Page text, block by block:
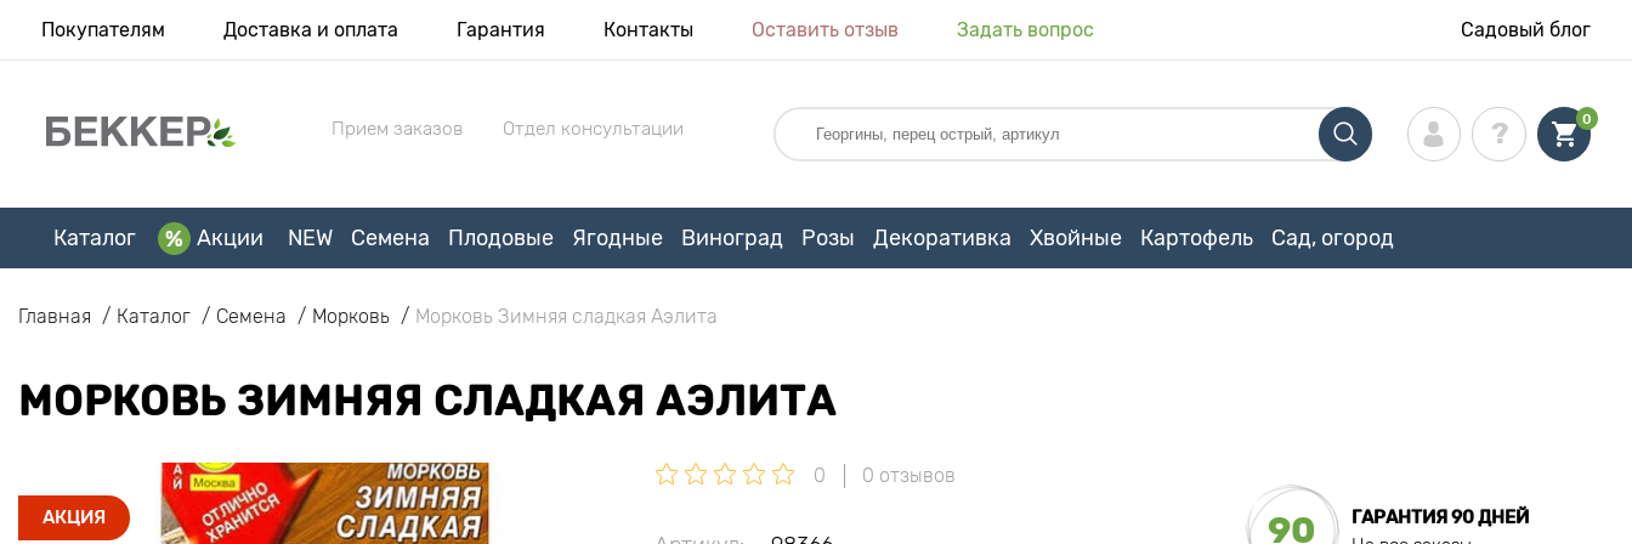
Покупателям Доставка и оплата Гарантия Контакты Оставить отзыв Задать вопрос Садовый блог
Прием заказов Отдел консультации 0
Каталог Акции NEW Семена Плодовые Ягодные Виноград Розы Декоративка Хвойные Картофель Сад, огород
Главная Каталог Семена Морковь Морковь Зимняя сладкая Аэлита
МОРКОВЬ ЗИМНЯЯ СЛАДКАЯ АЭЛИТА
АКЦИЯ
0 0 отзывов
90
ГАРАНТИЯ 90 ДНЕЙ